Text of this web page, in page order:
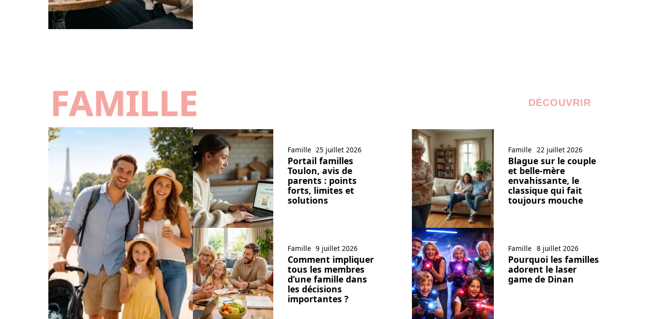
FAMILLE DÉCOUVRIR
Famille 25 juillet 2026
Portail familles
Toulon, avis de
parents : points
forts, limites et
solutions
Famille 22 juillet 2026
Blague sur le couple
et belle-mère
envahissante, le
classique qui fait
toujours mouche
Famille 9 juillet 2026
Comment impliquer
tous les membres
d’une famille dans
les décisions
importantes ?
Famille 8 juillet 2026
Pourquoi les familles
adorent le laser
game de Dinan